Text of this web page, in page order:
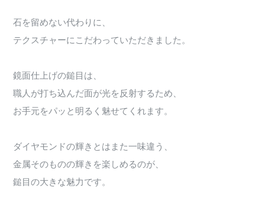
石を留めない代わりに、
テクスチャーにこだわっていただきました。
鏡面仕上げの鎚目は、
職人が打ち込んだ面が光を反射するため、
お手元をパッと明るく魅せてくれます。
ダイヤモンドの輝きとはまた一味違う、
金属そのものの輝きを楽しめるのが、
鎚目の大きな魅力です。